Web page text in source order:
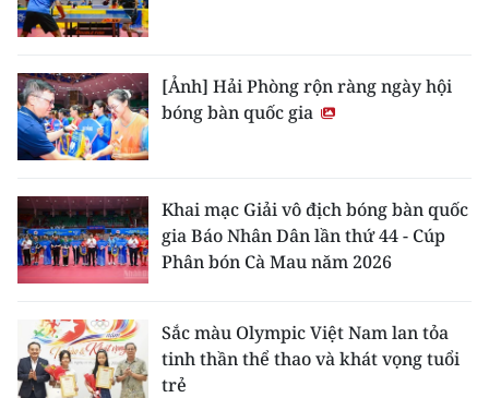
[Ảnh] Hải Phòng rộn ràng ngày hội
bóng bàn quốc gia
Khai mạc Giải vô địch bóng bàn quốc
gia Báo Nhân Dân lần thứ 44 - Cúp
Phân bón Cà Mau năm 2026
Sắc màu Olympic Việt Nam lan tỏa
tinh thần thể thao và khát vọng tuổi
trẻ